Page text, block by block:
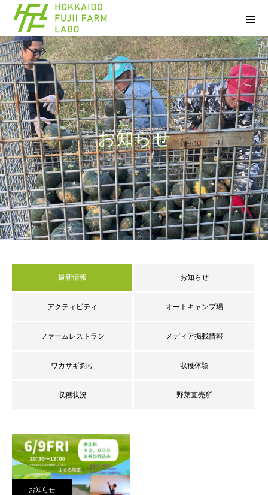
お知らせ
最新情報 お知らせ
アクティビティ オートキャンプ場
ファームレストラン メディア掲載情報
ワカサギ釣り 収穫体験
収穫状況 野菜直売所
お知らせ